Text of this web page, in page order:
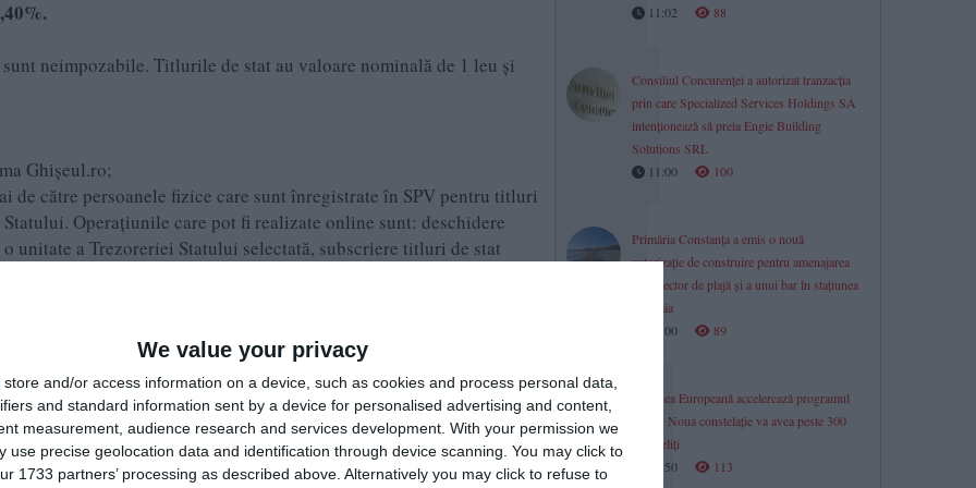
We value your privacy
store and/or access information on a device, such as cookies and process personal data,
and standard information sent by a device for personalised advertising and content,
measurement, audience research and services development. With your permission we
use precise geolocation data and identification through device scanning. You may click to
1733 partners’ processing as described above. Alternatively you may click to refuse to
neimpozabile. Titlurile de stat au valoare nominală de 1 leu și
Ghișeul.ro;
de către persoanele fizice care sunt înregistrate în SPV pentru titluri
Operațiunile care pot fi realizate online sunt: deschidere
unitate a Trezoreriei Statului selectată, subscriere titluri de stat
al investitorului către un cont bancar. Pentru mai multe
Tezaur online și Tezaur online;
Trezoreriei Statului;
și 11 mai 2026 – 3 iunie 2026 în mediul rural, prin subunitățile
11:02
88
Consiliul Concurenţei a autorizat tranzacția
prin care Specialized Services Holdings SA
intenționează să preia Engie Building
Solutions SRL
11:00
100
Primăria Constanța a emis o nouă
autorizație de construire pentru amenajarea
unui sector de plajă și a unui bar în stațiunea
Mamaia
11:00
89
Uniunea Europeană accelerează programul
IRIS². Noua constelație va avea peste 300
de sateliți
10:50
113